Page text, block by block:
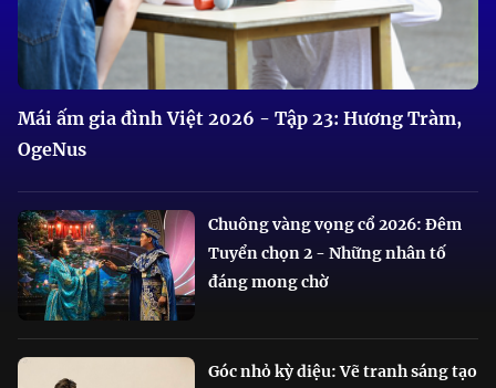
Mái ấm gia đình Việt 2026 - Tập 23: Hương Tràm,
OgeNus
Chuông vàng vọng cổ 2026: Đêm
Tuyển chọn 2 - Những nhân tố
đáng mong chờ
Góc nhỏ kỳ diệu: Vẽ tranh sáng tạo